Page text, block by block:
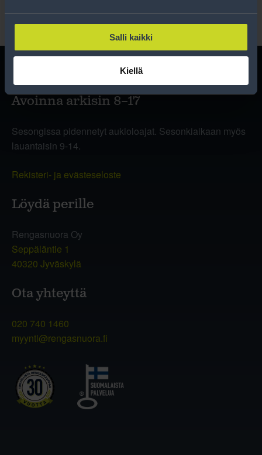
Salli kaikki
Kiellä
Avoinna arkisin 8–17
Sesongissa pidennetyt aukioloajat. Sesonkiaikaan myös
lauantaisin 9-14.
Rekisteri- ja evästeseloste
Löydä perille
Rengasnuora Oy
Seppäläntie 1
40320 Jyväskylä
Ota yhteyttä
020 740 1460
myynti@rengasnuora.fi